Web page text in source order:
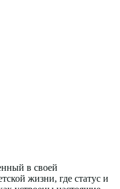
в своей
жизни, где статус и